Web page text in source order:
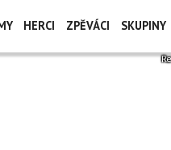
HERCI ZPĚVÁCI SKUPINY